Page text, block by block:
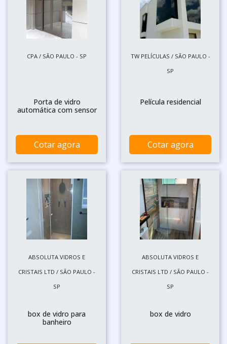
CPA / SÃO PAULO - SP
Porta de vidro
automática com sensor
Cotar agora
TW PELÍCULAS / SÃO PAULO -
SP
Película residencial
Cotar agora
ABSOLUTA VIDROS E
CRISTAIS LTD / SÃO PAULO -
SP
box de vidro para
banheiro
ABSOLUTA VIDROS E
CRISTAIS LTD / SÃO PAULO -
SP
box de vidro